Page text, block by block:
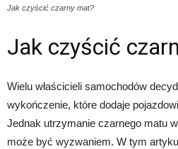
Jak czyścić czarny mat?
Jak czyścić
Wielu właścicieli samochodów
wykończenie, które dodaje
Jednak utrzymanie czarnego matu
może być wyzwaniem. W tym